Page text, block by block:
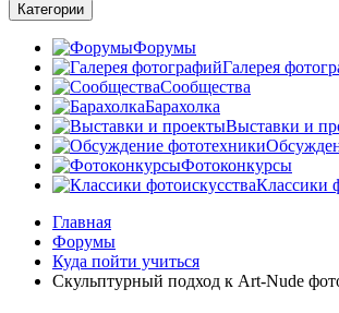
Категории
Форумы
Галерея
Сообщества
Барахолка
Выставки и
Фотоконкурсы
Классики
Главная
Форумы
Куда пойти учиться
Скульптурный подход к Art-Nude